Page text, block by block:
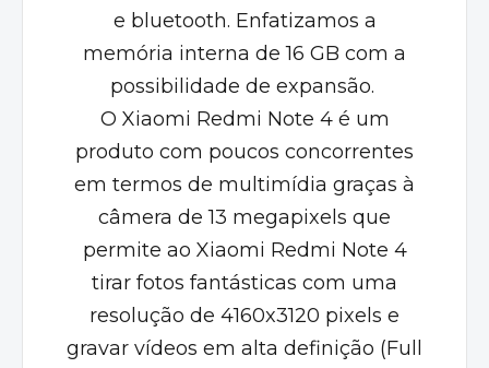
e bluetooth. Enfatizamos a
memória interna de 16 GB com a
possibilidade de expansão.
O Xiaomi Redmi Note 4 é um
produto com poucos concorrentes
em termos de multimídia graças à
câmera de 13 megapixels que
permite ao Xiaomi Redmi Note 4
tirar fotos fantásticas com uma
resolução de 4160x3120 pixels e
gravar vídeos em alta definição (Full